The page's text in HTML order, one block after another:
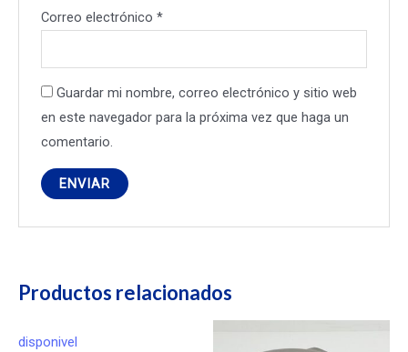
Correo electrónico*
Guardar mi nombre, correo electrónico y sitio web
en este navegador para la próxima vez que haga un
comentario.
Productos relacionados
disponivel